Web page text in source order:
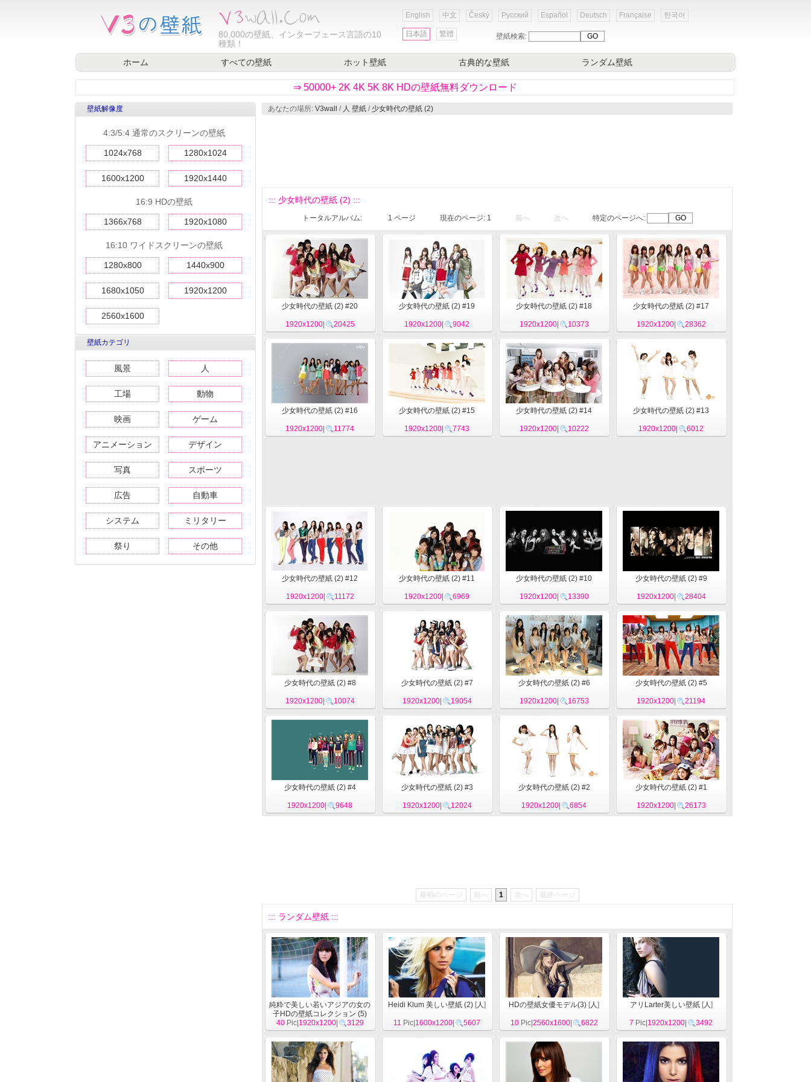
80,000の壁紙、インターフェース言語の10
種類！
English 中文 Český Русский Español Deutsch Française 한국어
日本語 繁體 壁紙検索:
ホーム すべての壁紙 ホット壁紙 古典的な壁紙 ランダム壁紙
⇒ 50000+ 2K 4K 5K 8K HDの壁紙無料ダウンロード
壁紙解像度
4:3/5:4 通常のスクリーンの壁紙
1024x768 1280x1024
1600x1200 1920x1440
16:9 HDの壁紙
1366x768 1920x1080
16:10 ワイドスクリーンの壁紙
1280x800 1440x900
1680x1050 1920x1200
2560x1600
壁紙カテゴリ
風景 人
工場 動物
映画 ゲーム
アニメーション デザイン
写真 スポーツ
広告 自動車
システム ミリタリー
祭り その他
あなたの場所: V3wall / 人 壁紙 / 少女時代の壁紙 (2)
::: 少女時代の壁紙 (2) :::
トータルアルバム: 1 ページ 現在のページ: 1 前へ 次へ 特定のページへ:
少女時代の壁紙 (2) #20
1920x1200| 20425
少女時代の壁紙 (2) #19
1920x1200 9042
少女時代の壁紙 (2) #18
1920x1200| 10373
少女時代の壁紙 (2) #17
1920x1200| 28362
少女時代の壁紙 (2) #16
1920x1200 11774
少女時代の壁紙 (2) #15
1920x1200 7743
少女時代の壁紙 (2) #14
1920x1200| 10222
少女時代の壁紙 (2) #13
1920x1200 6012
少女時代の壁紙 (2) #12
1920x1200| 11172
少女時代の壁紙 (2) #11
1920x1200 6969
少女時代の壁紙 (2) #10
1920x1200| 13390
少女時代の壁紙 (2) #9
1920x1200| 28404
少女時代の壁紙 (2) #8
1920x1200| 10074
少女時代の壁紙 (2) #7
1920x1200| 19054
少女時代の壁紙 (2) #6
1920x1200| 16753
少女時代の壁紙 (2) #5
1920x1200 21194
少女時代の壁紙 (2) #4
1920x1200 9648
少女時代の壁紙 (2) #3
1920x1200| 12024
少女時代の壁紙 (2) #2
1920x1200 6854
少女時代の壁紙 (2) #1
1920x1200| 26173
最初のページ 前へ 1 次へ 最終ページ
::: ランダム壁紙 :::
純粋で美しい若いアジアの女の
子HDの壁紙コレクション (5)
[人]
40Pic| 1920x1200| 3129
Heidi Klum 美しい壁紙 (2) [人]
11 Pic| 1600x1200 5607
HDの壁紙女優モデル(3) [人]
10Pic| 2560x1600| 6822
アリLarter美しい壁紙[人]
7 Pic| 1920x1200 3492